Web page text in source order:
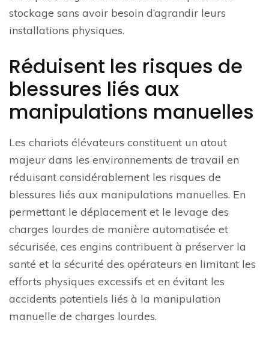
stockage sans avoir besoin d’agrandir leurs
installations physiques.
Réduisent les risques de
blessures liés aux
manipulations manuelles
Les chariots élévateurs constituent un atout
majeur dans les environnements de travail en
réduisant considérablement les risques de
blessures liés aux manipulations manuelles. En
permettant le déplacement et le levage des
charges lourdes de manière automatisée et
sécurisée, ces engins contribuent à préserver la
santé et la sécurité des opérateurs en limitant les
efforts physiques excessifs et en évitant les
accidents potentiels liés à la manipulation
manuelle de charges lourdes.